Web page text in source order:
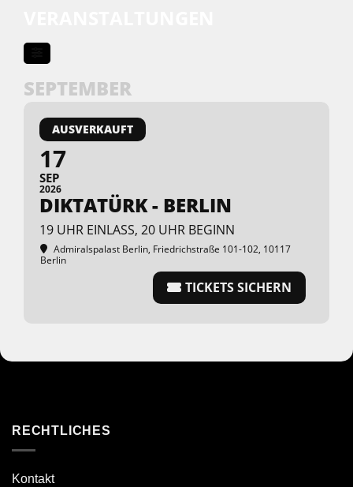
SEPTEMBER
AUSVERKAUFT
17
SEP
2026
DIKTATÜRK - BERLIN
19 UHR EINLASS, 20 UHR BEGINN
Admiralspalast Berlin, Friedrichstraße 101-102, 10117
Berlin
TICKETS SICHERN
RECHTLICHES
Kontakt